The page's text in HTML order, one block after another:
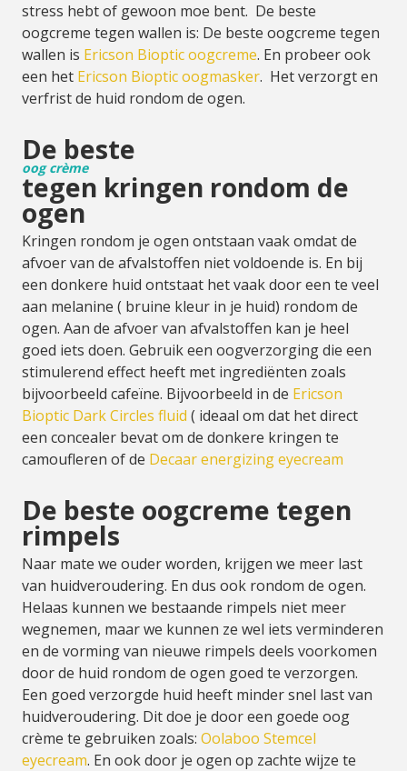
stress hebt of gewoon moe bent. De beste
oogcreme tegen wallen is: De beste oogcreme tegen
wallen is Ericson Bioptic oogcreme. En probeer ook
een het Ericson Bioptic oogmasker. Het verzorgt en
verfrist de huid rondom de ogen.
De beste
oog crème
tegen kringen rondom de
ogen
Kringen rondom je ogen ontstaan vaak omdat de
afvoer van de afvalstoffen niet voldoende is. En bij
een donkere huid ontstaat het vaak door een te veel
aan melanine ( bruine kleur in je huid) rondom de
ogen. Aan de afvoer van afvalstoffen kan je heel
goed iets doen. Gebruik een oogverzorging die een
stimulerend effect heeft met ingrediënten zoals
bijvoorbeeld cafeïne. Bijvoorbeeld in de Ericson
Bioptic Dark Circles fluid ( ideaal om dat het direct
een concealer bevat om de donkere kringen te
camoufleren of de Decaar energizing eyecream
De beste oogcreme tegen
rimpels
Naar mate we ouder worden, krijgen we meer last
van huidveroudering. En dus ook rondom de ogen.
Helaas kunnen we bestaande rimpels niet meer
wegnemen, maar we kunnen ze wel iets verminderen
en de vorming van nieuwe rimpels deels voorkomen
door de huid rondom de ogen goed te verzorgen.
Een goed verzorgde huid heeft minder snel last van
huidveroudering. Dit doe je door een goede oog
crème te gebruiken zoals: Oolaboo Stemcel
eyecream. En ook door je ogen op zachte wijze te